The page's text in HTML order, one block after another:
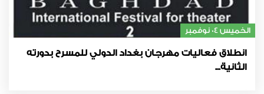
الخميس 04 نوفمبر
انطلاق فعاليات مهرجان بغداد الدولي للمسرح بدورته
الثانية...